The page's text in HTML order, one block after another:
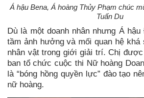
Á hậu Bena, Á hoàng Thủy Phạm chúc
Tuấn Du
Dù là một doanh nhân nhưng Á
tầm ảnh hưởng và mối quan hệ khá
nhân vật trong giới giải trí. Chị
ban tổ chức cuộc thi Nữ hoàng
là “bóng hồng quyền lực” đào tạo
nữ hoàng.